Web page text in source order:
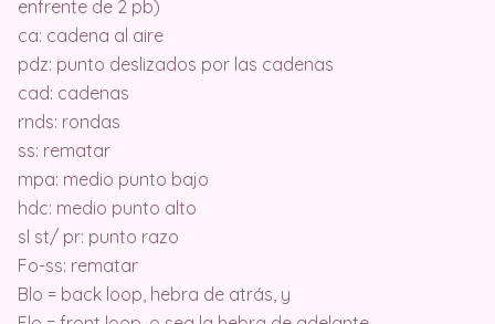
enfrente de 2 pb)
ca: cadena al aire
pdz: punto deslizados por las cadenas
cad: cadenas
rnds: rondas
ss: rematar
mpa: medio punto bajo
hdc: medio punto alto
sl st/ pr: punto razo
Fo-ss: rematar
Blo = back loop, hebra de atrás, y